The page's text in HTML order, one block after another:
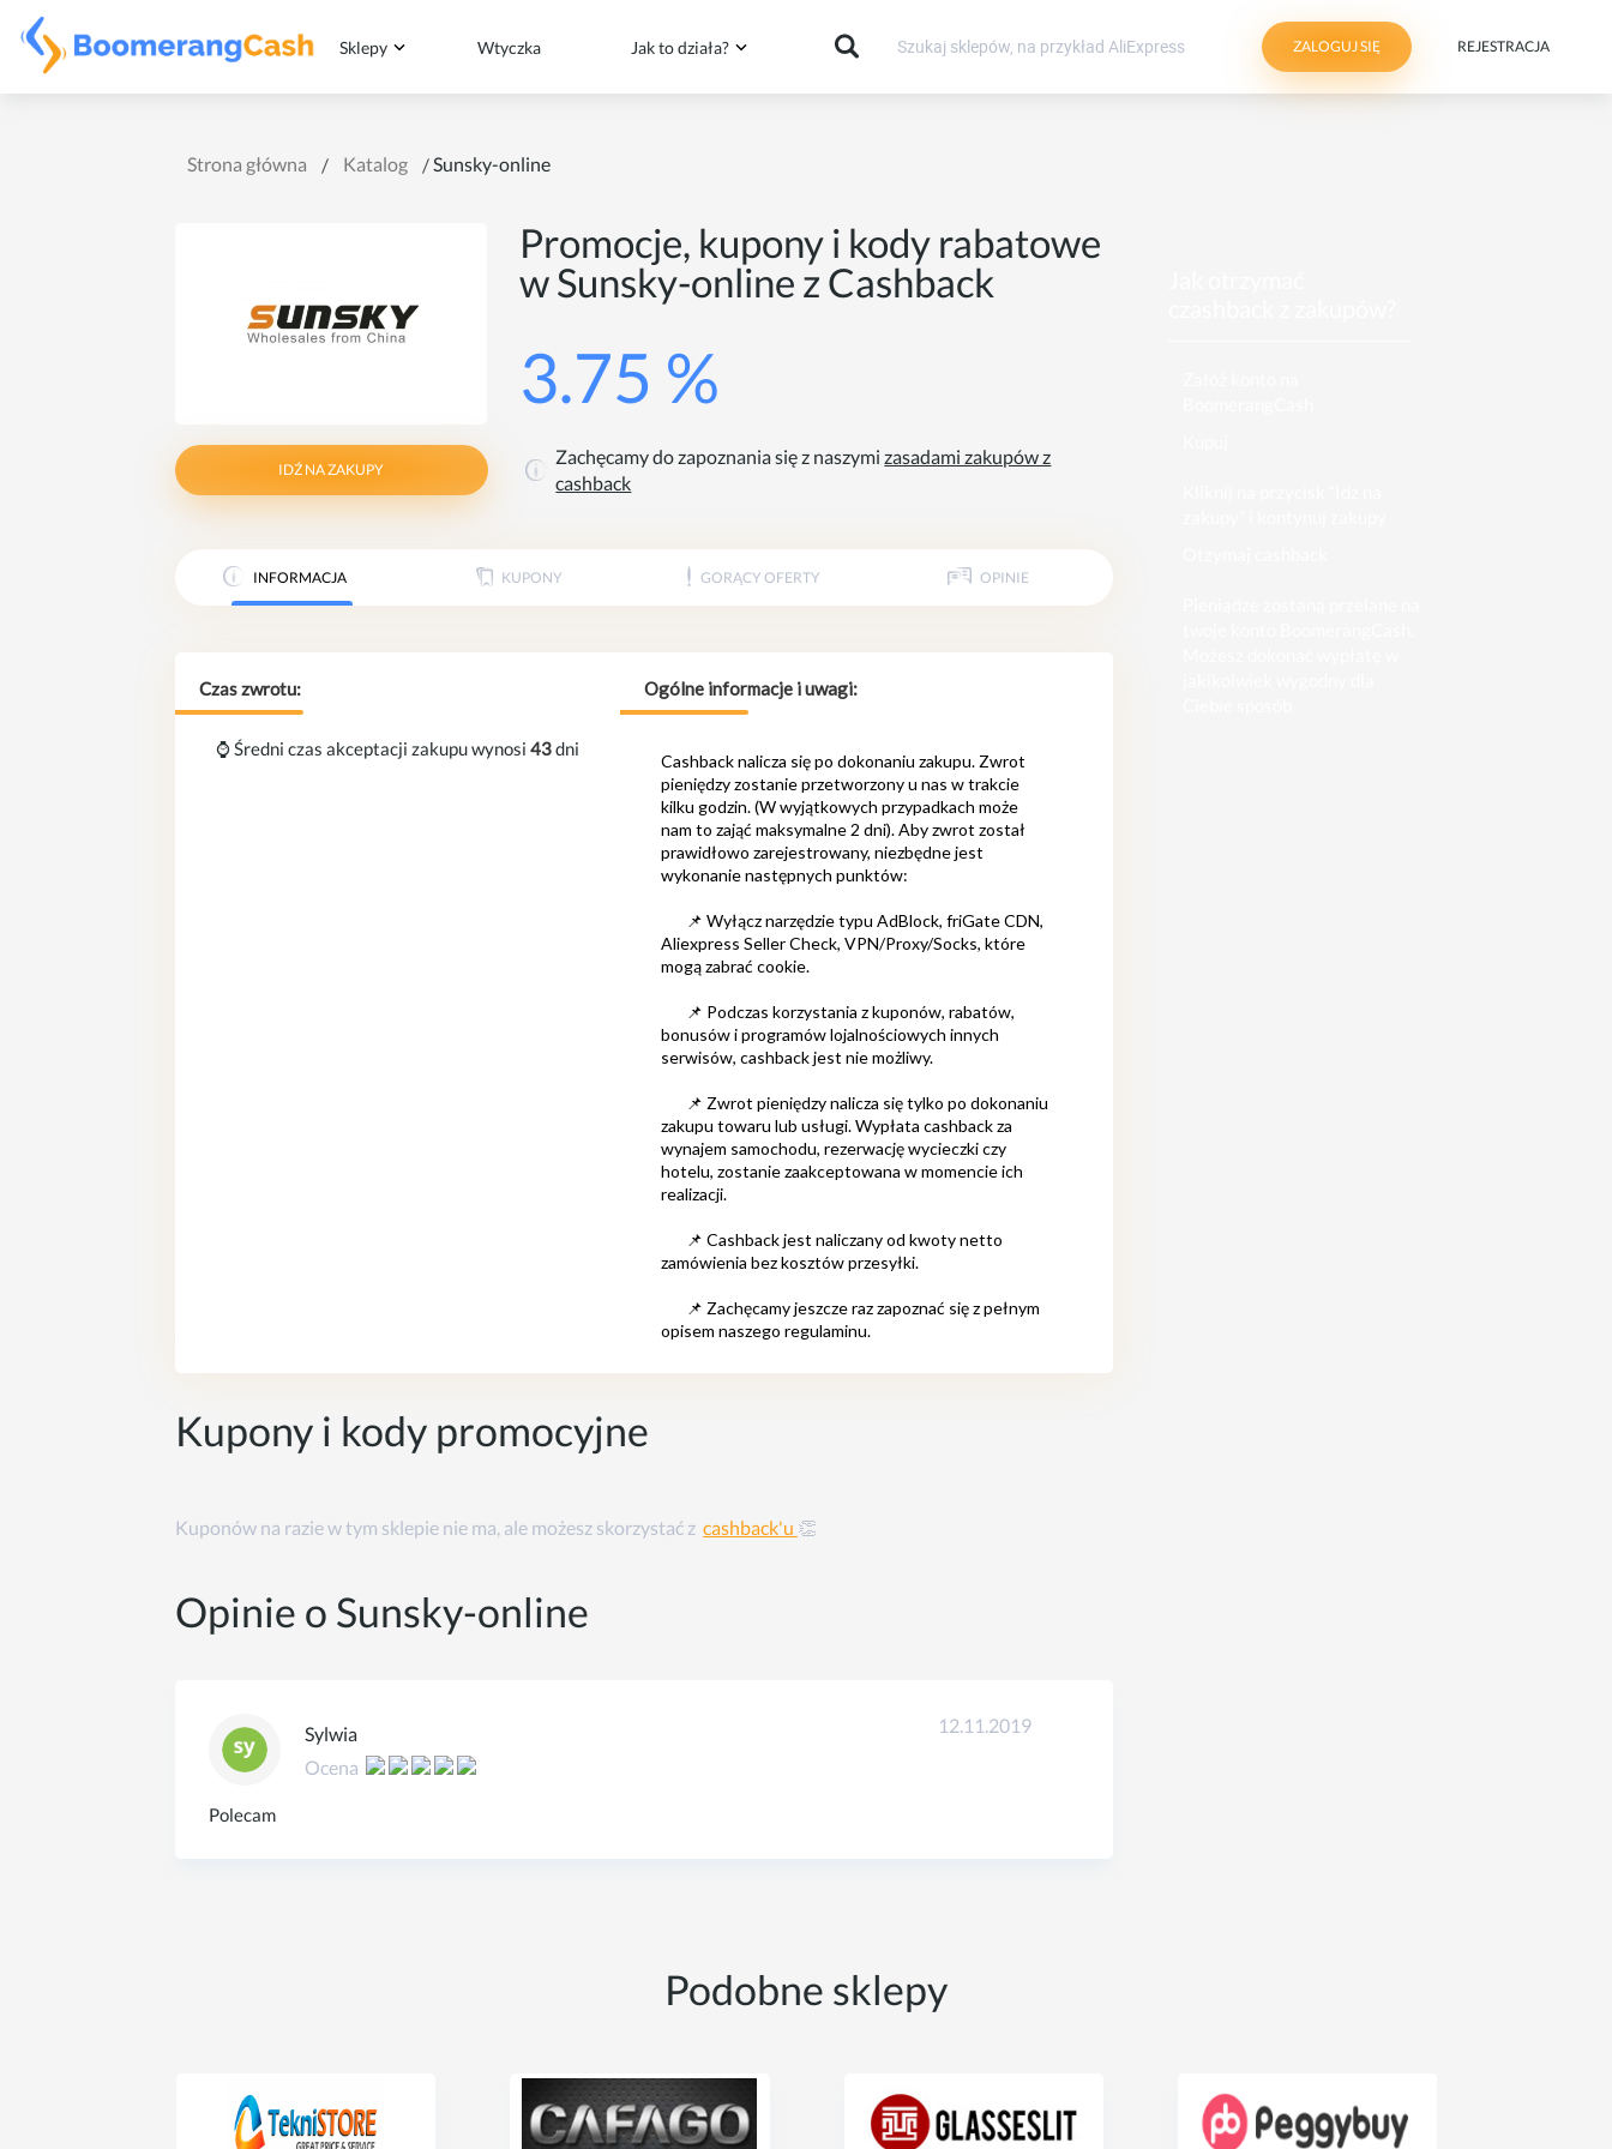
Sklepy Wtyczka Jak to działa? ZALOGUJ SIĘ REJESTRACJA
Strona główna Katalog Sunsky-online
Promocje, kupony i kody rabatowe
w Sunsky-online z Cashback
3.75 %
IDŹ NA ZAKUPY
Zachęcamy do zapoznania się z naszymi zasadami zakupów z
cashback
INFORMACJA KUPONY GORĄCY OFERTY OPINIE
Czas zwrotu:
⌚ Średni czas akceptacji zakupu wynosi43dni
Kupony i kody promocyjne
Kuponów na razie w tym sklepie nie ma, ale możesz skorzystać z cashback'u 👏
Opinie o Sunsky-online
Sylwia
Ocena
12.11.2019
Polecam
Podobne sklepy